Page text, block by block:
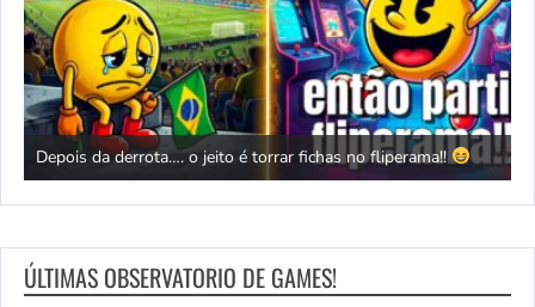
é torrar fichas no fliperama!! Tengai | Sengoku Blade
ÚLTIMAS OBSERVATORIO DE GAMES!